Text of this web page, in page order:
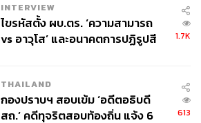
INTERVIEW
ไขรหัสตั้ง ผบ.ตร. ‘ความสามารถ
vs อาวุโส’ และอนาคตการปฏิรูปสี
1.7K
THAILAND
กองปราบฯ สอบเข้ม ‘อดีตอธิบดี
สถ.’ คดีทุจริตสอบท้องถิ่น แจ้ง 6
613